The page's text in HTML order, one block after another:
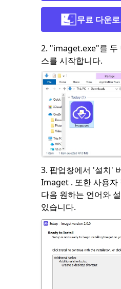
무료 다운
2. "imaget.exe"를 두
스를 시작합니다.
3. 팝업창에서 '설치'
Imaget . 또한 사용자
다음 원하는 언어와
있습니다.